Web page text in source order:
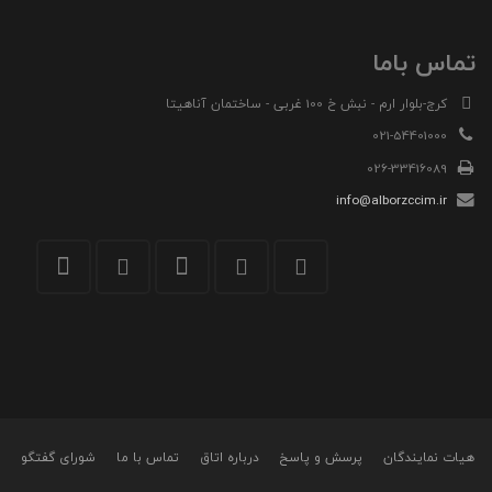
تماس باما
کرج-بلوار ارم - نبش خ 100 غربی - ساختمان آناهیتا
021-54401000
026-33416089
info@alborzccim.ir
هیات نمایندگان پرسش و پاسخ درباره اتاق تماس با ما شورای گفتگو